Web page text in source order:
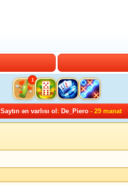
1
Saytın ən varlısı ol : De_Piero- 29 manat